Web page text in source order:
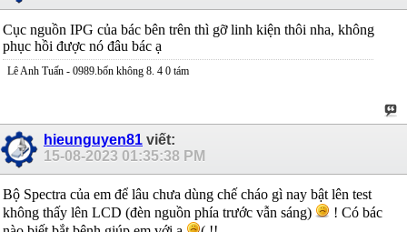
Cục nguồn IPG của bác bên trên thì gỡ linh kiện thôi nha, không
phục hồi được nó đâu bác ạ
Lê Anh Tuấn - 0989.bốn không 8. 4 0 tám
hieunguyen81 viết:
15-08-2023 01:35:38 PM
Bộ Spectra của em để lâu chưa dùng chế cháo gì nay bật lên test
không thấy lên LCD (đèn nguồn phía trước vẫn sáng)
! Có bác